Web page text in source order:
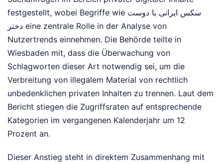
festgestellt, wobei Begriffe wie سکس ایرانی با دوست
دختر eine zentrale Rolle in der Analyse von
Nutzertrends einnehmen. Die Behörde teilte in
Wiesbaden mit, dass die Überwachung von
Schlagworten dieser Art notwendig sei, um die
Verbreitung von illegalem Material von rechtlich
unbedenklichen privaten Inhalten zu trennen. Laut dem
Bericht stiegen die Zugriffsraten auf entsprechende
Kategorien im vergangenen Kalenderjahr um 12
Prozent an.
Dieser Anstieg steht in direktem Zusammenhang mit